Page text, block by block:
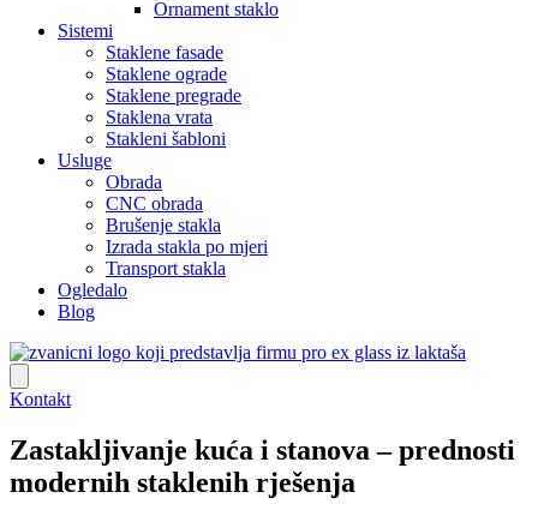
Ornament staklo
Sistemi
Staklene fasade
Staklene ograde
Staklene pregrade
Staklena vrata
Stakleni šabloni
Usluge
Obrada
CNC obrada
Brušenje stakla
Izrada stakla po mjeri
Transport stakla
Ogledalo
Blog
Kontakt
Zastakljivanje kuća i stanova – prednosti
modernih staklenih rješenja